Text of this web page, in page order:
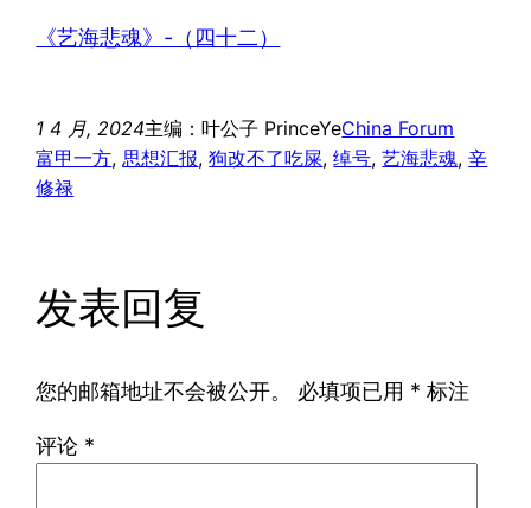
《艺海悲魂》-（四十二）
1 4 月, 2024主编：叶公子 PrinceYeChina Forum
富甲一方, 思想汇报, 狗改不了吃屎, 绰号, 艺海悲魂, 辛
修禄
发表回复
您的邮箱地址不会被公开。 必填项已用 * 标注
评论 *